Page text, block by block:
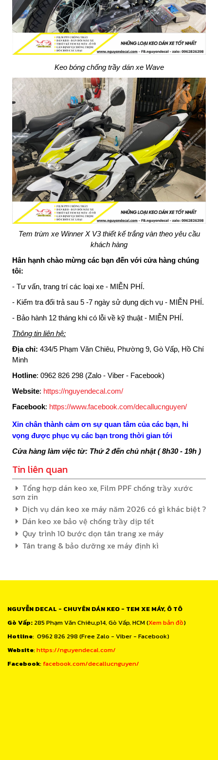
Keo bóng chống trầy dán xe Wave
Tem trùm xe Winner X V3 thiết kế trắng vàn theo yêu cầu
khách hàng
Hân hạnh chào mừng các bạn đến với cửa hàng chúng
tôi:
- Tư vấn, trang trí các loại xe - MIỄN PHÍ.
- Kiểm tra đổi trả sau 5 -7 ngày sử dụng dịch vụ - MIỄN PHÍ.
- Bảo hành 12 tháng khi có lỗi về kỹ thuật - MIỄN PHÍ.
Thông tin liên hệ:
Địa chỉ: 434/5 Phạm Văn Chiêu, Phường 9, Gò Vấp, Hồ Chí
Minh
Hotline: 0962 826 298 (Zalo - Viber - Facebook)
Website: https://nguyendecal.com/
Facebook: https://www.facebook.com/decallucnguyen/
Xin chân thành cảm ơn sự quan tâm của các bạn, hi
vọng được phục vụ các bạn trong thời gian tới
Cửa hàng làm việc từ: Thứ 2 đến chủ nhật ( 8h30 - 19h )
Tin liên quan
Tổng hợp dán keo xe, Film PPF chống trầy xước
sơn zin
Dịch vụ dán keo xe máy năm 2026 có gì khác biệt ?
Dán keo xe bảo vệ chống trầy dịp tết
Quy trình 10 bước dọn tân trang xe máy
Tân trang & bảo dưỡng xe máy định kì
NGUYỄN DECAL - CHUYÊN DÁN KEO - TEM XE MÁY, Ô TÔ
Gò Vấp: 285 Phạm Văn Chiêu,p14, Gò Vấp, HCM (Xem bản đồ)
Hotline: 0962 826 298 (Free Zalo - Viber - Facebook)
Website:https://nguyendecal.com/
Facebook: facebook.com/decallucnguyen/